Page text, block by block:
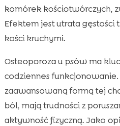
komórek kościotwórczych,
Efektem jest utrata gęstości
kości kruchymi.
Osteoporoza u psów ma
codziennes
zaawansowaną formą tej
ból, mają trudności z
aktywność fizyczną. Jako